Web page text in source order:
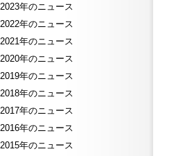
2023年のニュース
2022年のニュース
2021年のニュース
2020年のニュース
2019年のニュース
2018年のニュース
2017年のニュース
2016年のニュース
2015年のニュース